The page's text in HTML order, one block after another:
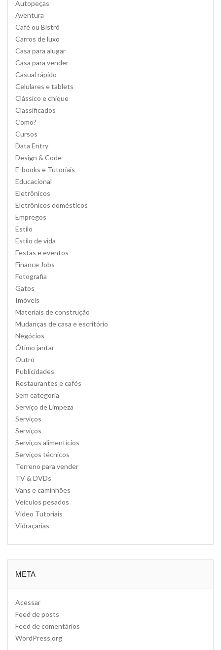
Autopeças
Aventura
Café ou Bistrô
Carros de luxo
Casa para alugar
Casa para vender
Casual rápido
Celulares e tablets
Clássico e chique
Classificados
Como?
Cursos
Data Entry
Design & Code
E-books e Tutoriais
Educacional
Eletrônicos
Eletrônicos domésticos
Empregos
Estilo
Estilo de vida
Festas e eventos
Finance Jobs
Fotografia
Gatos
Imóveis
Materiais de construção
Mudanças de casa e escritório
Negócios
Ótimo jantar
Outro
Publicidades
Restaurantes e cafés
Sem categoria
Serviço de Limpeza
Serviços
Serviços
Serviços alimentícios
Serviços técnicos
Terreno para vender
TV & DVDs
Vans e caminhões
Veículos pesados
Video Tutoriais
Vidraçarias
META
Acessar
Feed de posts
Feed de comentários
WordPress.org